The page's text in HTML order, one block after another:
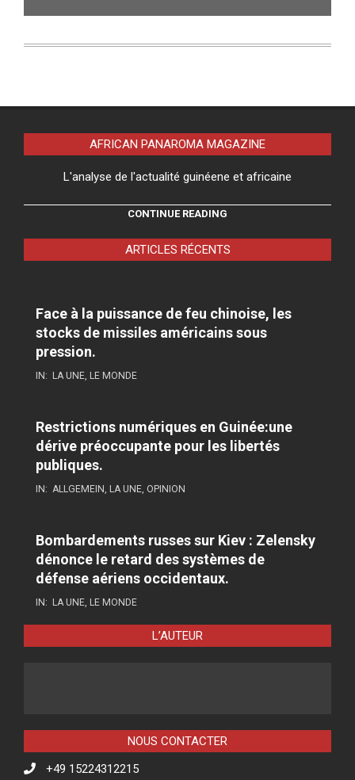
AFRICAN PANAROMA MAGAZINE
L'analyse de l'actualité guinéene et africaine
CONTINUE READING
ARTICLES RÉCENTS
Face à la puissance de feu chinoise, les
stocks de missiles américains sous
pression.
IN: LA UNE, LE MONDE
Restrictions numériques en Guinée:une
dérive préoccupante pour les libertés
publiques.
IN: ALLGEMEIN, LA UNE, OPINION
Bombardements russes sur Kiev : Zelensky
dénonce le retard des systèmes de
défense aériens occidentaux.
IN: LA UNE, LE MONDE
L’AUTEUR
NOUS CONTACTER
+49 15224312215